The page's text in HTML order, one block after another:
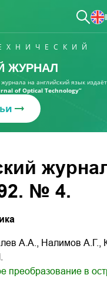
ЖУРНАЛ
на английский язык
of Optical Technology“
№ 4.
А.А., Налимов А.Г.,
преобразование в